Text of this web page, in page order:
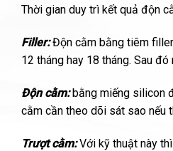
Thời gian duy trì kết quả độn
Filler:Độn cằm bằng tiêm filler
12 tháng hay 18 tháng. Sau
Độn cằm:bằng miếng silicon
cằm cần theo dõi sát sao nếu
Trượt cằm:Với kỹ thuật này